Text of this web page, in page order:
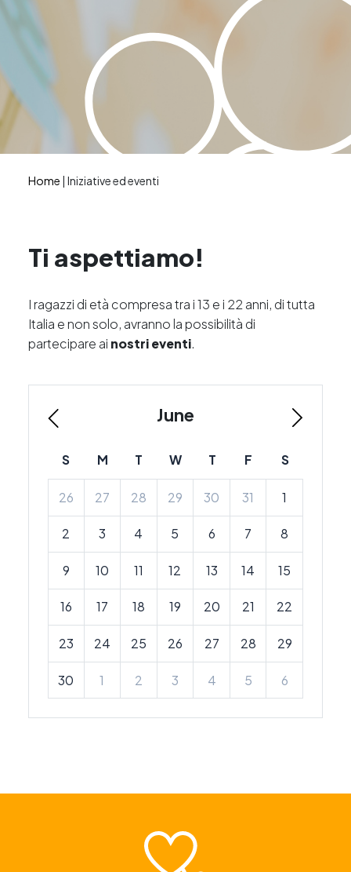
Home | Iniziative ed eventi
Ti aspettiamo!
I ragazzi di età compresa tra i 13 e i 22 anni, di tutta
Italia e non solo, avranno la possibilità di
partecipare ai nostri eventi.
June
S M T W T F S
26 27 28 29 30 31 1
2 3 4 5 6 7 8
9 10 11 12 13 14 15
16 17 18 19 20 21 22
23 24 25 26 27 28 29
30 1 2 3 4 5 6